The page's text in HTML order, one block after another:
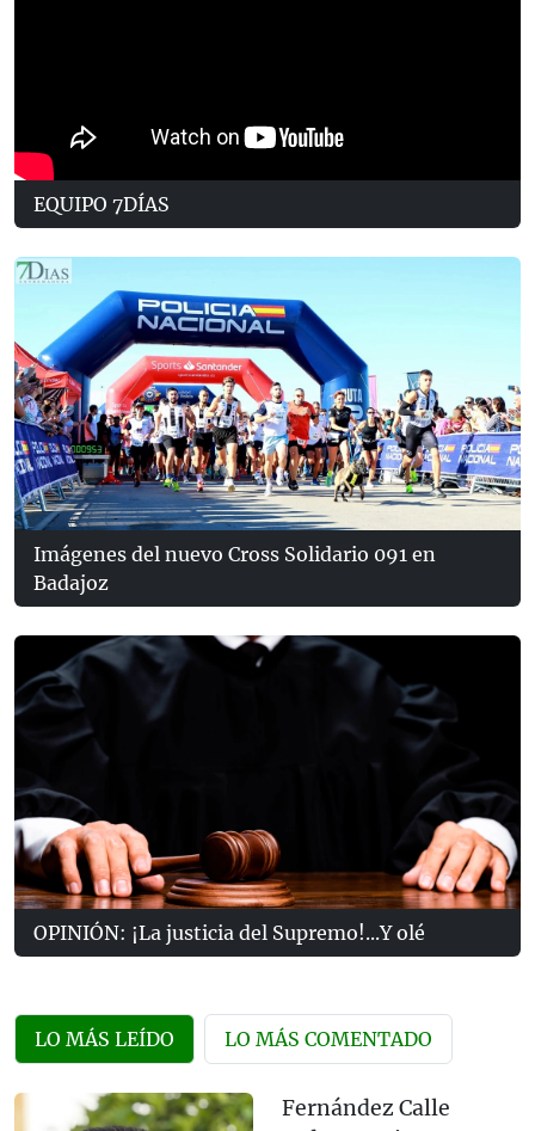
EQUIPO 7DÍAS
Imágenes del nuevo Cross Solidario 091 en
Badajoz
OPINIÓN: ¡La justicia del Supremo!...Y olé
LO MÁS LEÍDO LO MÁS COMENTADO
Fernández Calle